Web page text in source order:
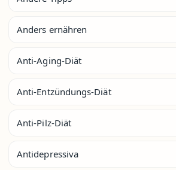
Anders ernähren
Anti-Aging-Diät
Anti-Entzündungs-Diät
Anti-Pilz-Diät
Antidepressiva